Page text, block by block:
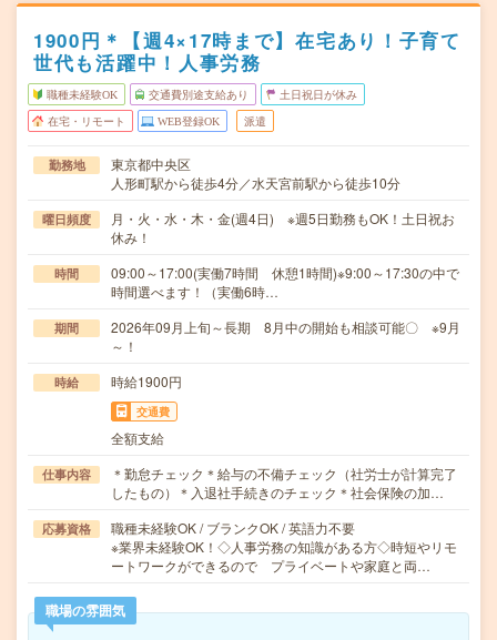
1900円＊【週4×17時まで】在宅あり！子育て
世代も活躍中！人事労務
職種未経験OK 交通費別途支給あり 土日祝日が休み
在宅・リモート WEB登録OK 派遣
勤務地
東京都中央区
人形町駅から徒歩4分／水天宮前駅から徒歩10分
曜日頻度
月・火・水・木・金(週4日) ※週5日勤務もOK！土日祝お
休み！
時間
09:00～17:00(実働7時間 休憩1時間)※9:00～17:30の中で
時間選べます！（実働6時…
期間
2026年09月上旬～長期 8月中の開始も相談可能〇 ※9月
～！
時給 時給1900円
交通費
全額支給
仕事内容
＊勤怠チェック＊給与の不備チェック（社労士が計算完了
したもの）＊入退社手続きのチェック＊社会保険の加…
応募資格
職種未経験OK / ブランクOK / 英語力不要
※業界未経験OK！◇人事労務の知識がある方◇時短やリモ
ートワークができるので プライベートや家庭と両…
職場の雰囲気